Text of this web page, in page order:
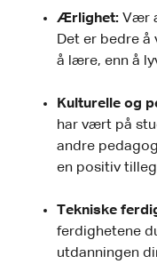
Ærlighet: Vær
Det er bedre
å lære, enn å
Kulturelle og
har vært på
andre
en positiv
Tekniske
ferdighetene
utdanningen